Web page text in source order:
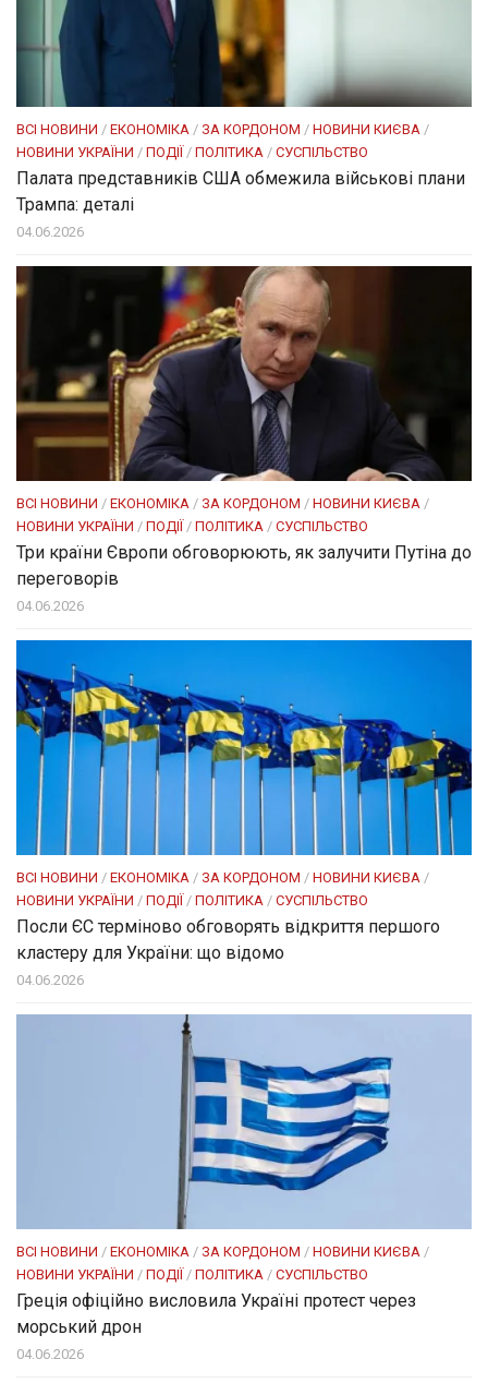
ВСІ НОВИНИ / ЕКОНОМІКА / ЗА КОРДОНОМ / НОВИНИ КИЄВА /
НОВИНИ УКРАЇНИ / ПОДІЇ / ПОЛІТИКА / СУСПІЛЬСТВО
Палата представників США обмежила військові плани
Трампа: деталі
04.06.2026
ВСІ НОВИНИ / ЕКОНОМІКА / ЗА КОРДОНОМ / НОВИНИ КИЄВА /
НОВИНИ УКРАЇНИ / ПОДІЇ / ПОЛІТИКА / СУСПІЛЬСТВО
Три країни Європи обговорюють, як залучити Путіна до
переговорів
04.06.2026
ВСІ НОВИНИ / ЕКОНОМІКА / ЗА КОРДОНОМ / НОВИНИ КИЄВА /
НОВИНИ УКРАЇНИ / ПОДІЇ / ПОЛІТИКА / СУСПІЛЬСТВО
Посли ЄC терміново обговорять відкриття першого
кластеру для України: що відомо
04.06.2026
ВСІ НОВИНИ / ЕКОНОМІКА / ЗА КОРДОНОМ / НОВИНИ КИЄВА /
НОВИНИ УКРАЇНИ / ПОДІЇ / ПОЛІТИКА / СУСПІЛЬСТВО
Греція офіційно висловила Україні протест через
морський дрон
04.06.2026